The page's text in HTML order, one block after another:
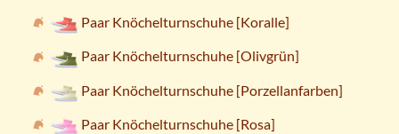
Paar Knöchelturnschuhe [Koralle]
Paar Knöchelturnschuhe [Olivgrün]
Paar Knöchelturnschuhe [Porzellanfarben]
Paar Knöchelturnschuhe [Rosa]